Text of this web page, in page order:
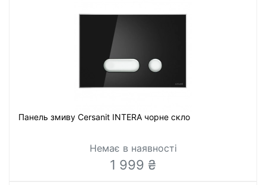
Панель змиву Cersanit INTERA чорне скло
Немає в наявності
1 999 ₴